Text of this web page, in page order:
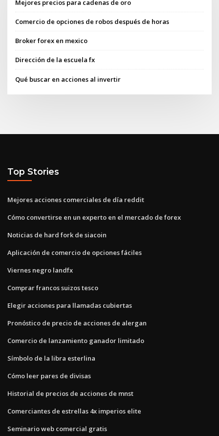
Mejores precios para cadenas de oro
Comercio de opciones de robos después de horas
Broker forex en mexico
Dirección de la escuela fx
Qué buscar en acciones al invertir
Top Stories
Mejores acciones comerciales de día reddit
Cómo convertirse en un experto en el mercado de forex
Noticias de hard fork de siacoin
Aplicación de comercio de opciones fáciles
Viernes negro landfx
Comprar francos suizos tesco
Elegir acciones para llamadas cubiertas
Pronóstico de precio de acciones de alergan
Comercio de lanzamiento ganador limitado
Símbolo de la libra esterlina
Cómo leer pares de divisas
Historial de precios de acciones de mnst
Comerciantes de estrellas 4x imperios elite
Seminario web comercial gratis